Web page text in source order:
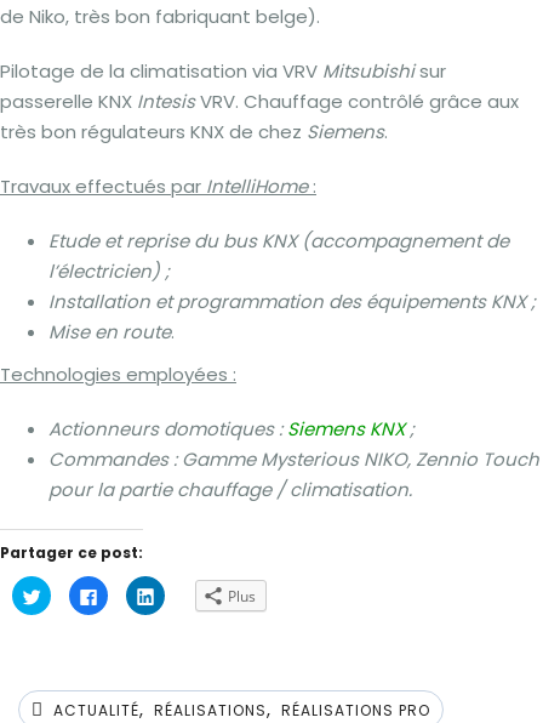
RE4
RE5
RE6
RE7
RE8
RE9
de Niko, très bon fabriquant belge).
Pilotage de la climatisation via VRV Mitsubishisur
passerelle KNX IntesisVRV. Chauffage contrôlé grâce aux
très bon régulateurs KNX de chez Siemens.
Travaux effectués par IntelliHome:
Etude et reprise du bus KNX (accompagnement de
l’électricien) ;
Installation et programmation des équipements KNX ;
Mise en route.
Technologies employées :
Actionneurs domotiques :Siemens KNX;
Commandes : Gamme Mysterious NIKO, Zennio Touch
pour la partie chauffage / climatisation.
Partager ce post:
Cliquez
pour
partager
nouvelle
fenêtre)
Cliquez
pour
partager
nouvelle
fenêtre)
Cliquez
pour
nouvelle
fenêtre)
Plus
ACTUALITÉ, RÉALISATIONS, RÉALISATIONS PRO